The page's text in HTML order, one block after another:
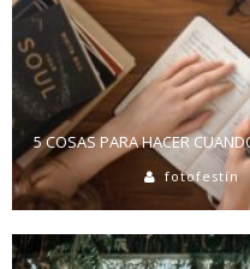
5 COSAS PARA HACER
fotofestín